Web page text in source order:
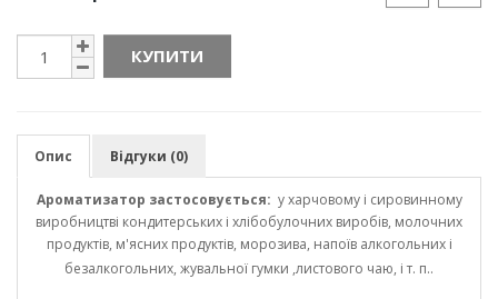
КУПИТИ
Опис Відгуки (0)
Ароматизатор застосовується: у харчовому і сировинному
виробництві кондитерських і хлібобулочних виробів, молочних
продуктів, м'ясних продуктів, морозива, напоїв алкогольних і
безалкогольних, жувальної гумки ,листового чаю, і т. п..